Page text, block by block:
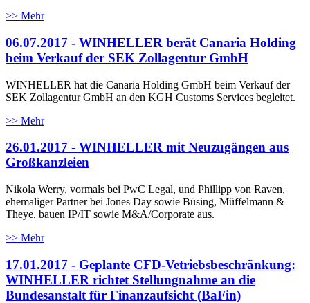
>> Mehr
06.07.2017 - WINHELLER berät Canaria Holding
beim Verkauf der SEK Zollagentur GmbH
WINHELLER hat die Canaria Holding GmbH beim Verkauf der
SEK Zollagentur GmbH an den KGH Customs Services begleitet.
>> Mehr
26.01.2017 - WINHELLER mit Neuzugängen aus
Großkanzleien
Nikola Werry, vormals bei PwC Legal, und Phillipp von Raven,
ehemaliger Partner bei Jones Day sowie Büsing, Müffelmann &
Theye, bauen IP/IT sowie M&A/Corporate aus.
>> Mehr
17.01.2017 - Geplante CFD-Vetriebsbeschränkung:
WINHELLER richtet Stellungnahme an die
Bundesanstalt für Finanzaufsicht (BaFin)